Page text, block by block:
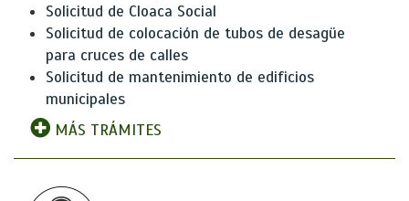
Solicitud de Cloaca Social
Solicitud de colocación de tubos de desagüe
para cruces de calles
Solicitud de mantenimiento de edificios
municipales
MÁS TRÁMITES